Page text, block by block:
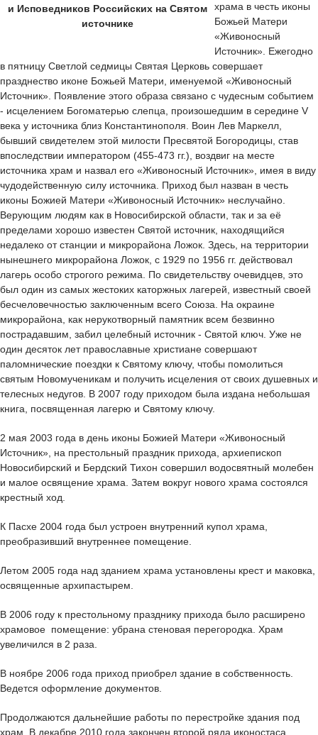
и Исповедников Российских на Святом
источнике
храма в честь иконы
Божьей Матери
«Живоносный
Источник». Ежегодно
в пятницу Светлой седмицы Святая Церковь совершает
празднество иконе Божьей Матери, именуемой «Живоносный
Источник». Появление этого образа связано с чудесным событием
- исцелением Богоматерью слепца, произошедшим в середине V
века у источника близ Константинополя. Воин Лев Маркелл,
бывший свидетелем этой милости Пресвятой Богородицы, став
впоследствии императором (455-473 гг.), воздвиг на месте
источника храм и назвал его «Живоносный Источник», имея в виду
чудодейственную силу источника. Приход был назван в честь
иконы Божией Матери «Живоносный Источник» неслучайно.
Верующим людям как в Новосибирской области, так и за её
пределами хорошо известен Святой источник, находящийся
недалеко от станции и микрорайона Ложок. Здесь, на территории
нынешнего микрорайона Ложок, с 1929 по 1956 гг. действовал
лагерь особо строгого режима. По свидетельству очевидцев, это
был один из самых жестоких каторжных лагерей, известный своей
бесчеловечностью заключенным всего Союза. На окраине
микрорайона, как нерукотворный памятник всем безвинно
пострадавшим, забил целебный источник - Святой ключ. Уже не
один десяток лет православные христиане совершают
паломнические поездки к Святому ключу, чтобы помолиться
святым Новомученикам и получить исцеления от своих душевных и
телесных недугов. В 2007 году приходом была издана небольшая
книга, посвященная лагерю и Святому ключу.
2 мая 2003 года в день иконы Божией Матери «Живоносный
Источник», на престольный праздник прихода, архиепископ
Новосибирский и Бердский Тихон совершил водосвятный молебен
и малое освящение храма. Затем вокруг нового храма состоялся
крестный ход.
К Пасхе 2004 года был устроен внутренний купол храма,
преобразивший внутреннее помещение.
Летом 2005 года над зданием храма установлены крест и маковка,
освященные архипастырем.
В 2006 году к престольному празднику прихода было расширено
храмовое помещение: убрана стеновая перегородка. Храм
увеличился в 2 раза.
В ноябре 2006 года приход приобрел здание в собственность.
Ведется оформление документов.
Продолжаются дальнейшие работы по перестройке здания под
храм. В декабре 2010 года закончен второй ряда иконостаса,